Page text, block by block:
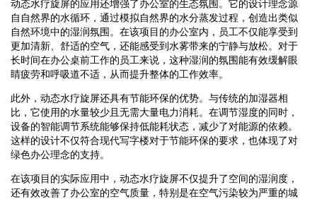
动态水疗旋屏的应用还增强了办公室的生态氛围。它的设计理念源
自自然界的水循环，通过模拟自然界的水分蒸发过程，创造出类似
自然环境中的湿润氛围。在该项目的办公室内，员工不仅能享受到
更加清新、舒适的空气，还能感受到水雾带来的宁静与放松。对于
长时间在办公桌前工作的员工来说，这种湿润的氛围能有效缓解眼
睛疲劳和呼吸道不适，从而提升整体的工作效率。
此外，动态水疗旋屏还具有节能环保的优势。与传统的加湿器相
比，它使用的水量较少且无需大量电力消耗。在调节湿度的同时，
设备的智能调节系统能够保持低能耗状态，减少了对能源的依赖。
这样的设计不仅符合现代写字楼对于节能环保的要求，也体现了对
绿色办公理念的支持。
在该项目的实际应用中，动态水疗旋屏不仅提升了空间的湿润度，
还有效改善了办公室的空气质量，特别是在空气污染较为严重的城